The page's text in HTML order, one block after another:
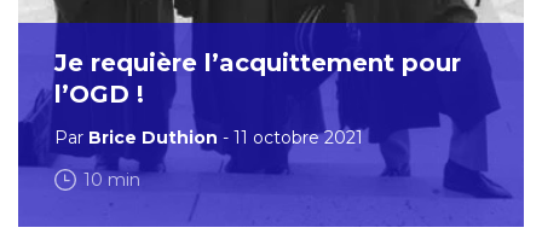
Je requière l’acquittement pour
l’OGD !
Par Brice Duthion - 11 octobre 2021
10 min